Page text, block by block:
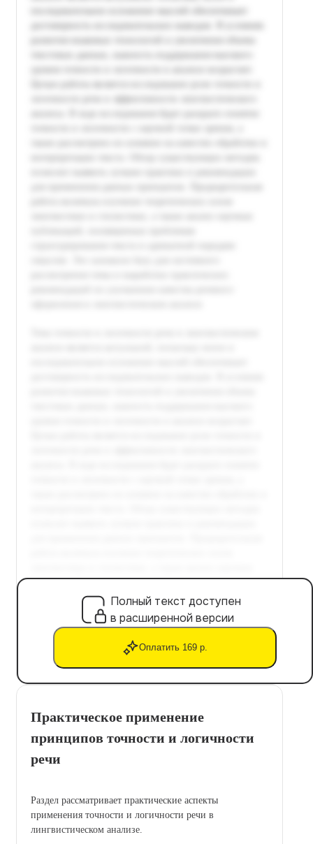
Полный текст доступен
в расширенной версии
Оплатить 169 р.
Практическое применение
принципов точности и логичности
речи
Раздел рассматривает практические аспекты
применения точности и логичности речи в
лингвистическом анализе.